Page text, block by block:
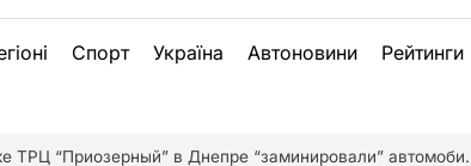
Спорт Україна Автоновини Рейтинги
ТРЦ “Приозерный” в Днепре “заминировали” автомобиль